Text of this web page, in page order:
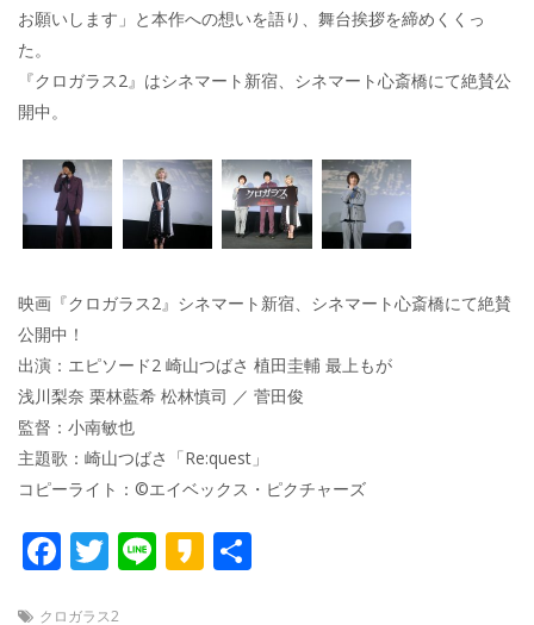
お願いします」と本作への想いを語り、舞台挨拶を締めくくっ
た。
『クロガラス2』はシネマート新宿、シネマート心斎橋にて絶賛公
開中。
映画『クロガラス2』シネマート新宿、シネマート心斎橋にて絶賛
公開中！
出演：エピソード2 崎山つばさ 植田圭輔 最上もが
浅川梨奈 栗林藍希 松林慎司 ／ 菅田俊
監督：小南敏也
主題歌：崎山つばさ「Re:quest」
コピーライト：©エイベックス・ピクチャーズ
F T Li K
クロガラス2